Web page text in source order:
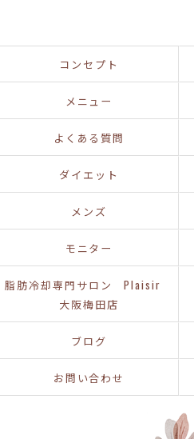
コンセプト
メニュー
よくある質問
ダイエット
メンズ
モニター
脂肪冷却専門サロン Plaisir
大阪梅田店
ブログ
お問い合わせ